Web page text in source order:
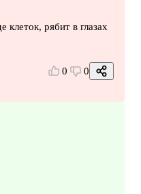
рябит в глазах
0 0